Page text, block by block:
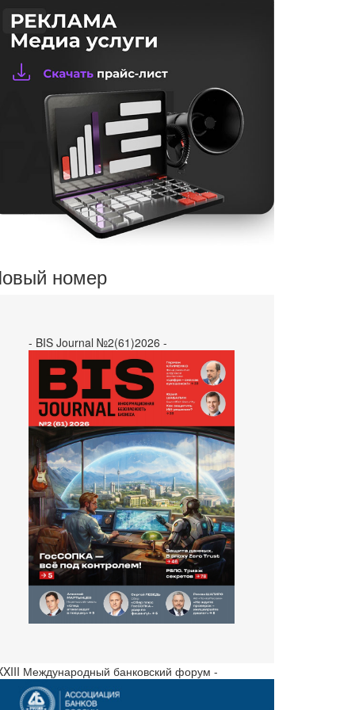
номер
- BIS Journal №2(61)2026 -
Международный банковский форум -